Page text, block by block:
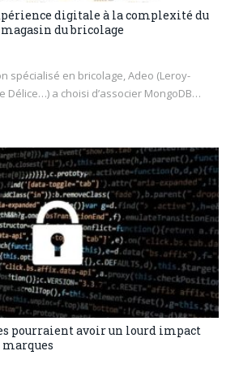
digitale à la complexité du
du bricolage
spécialisé en bricolage, Adeo (Leroy-
Délice…) a choisi d’associer MongoDB…
pourraient avoir un lourd impact
marques